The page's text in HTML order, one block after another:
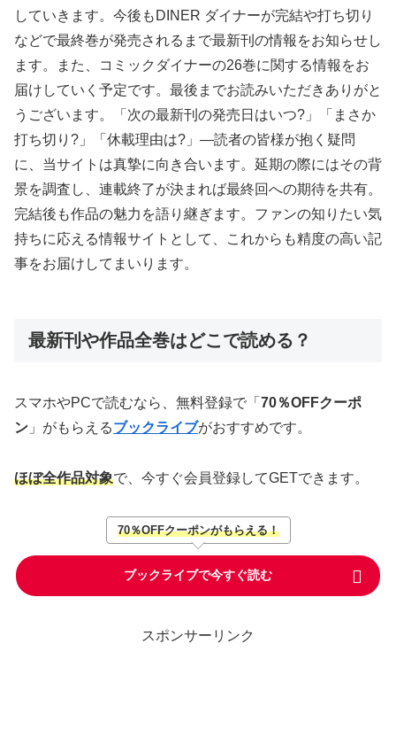
していきます。今後もDINER ダイナーが完結や打ち切り
などで最終巻が発売されるまで最新刊の情報をお知らせし
ます。また、コミックダイナーの26巻に関する情報をお
届けしていく予定です。最後までお読みいただきありがと
うございます。「次の最新刊の発売日はいつ?」「まさか
打ち切り?」「休載理由は?」―読者の皆様が抱く疑問
に、当サイトは真摯に向き合います。延期の際にはその背
景を調査し、連載終了が決まれば最終回への期待を共有。
完結後も作品の魅力を語り継ぎます。ファンの知りたい気
持ちに応える情報サイトとして、これからも精度の高い記
事をお届けしてまいります。
最新刊や作品全巻はどこで読める？
スマホやPCで読むなら、無料登録で「 70％OFFクーポ
ン 」がもらえるブックライブがおすすめです。
ほぼ全作品対象で、今すぐ会員登録してGETできます。
70％OFFクーポンがもらえる！
ブックライブで今すぐ読む
スポンサーリンク